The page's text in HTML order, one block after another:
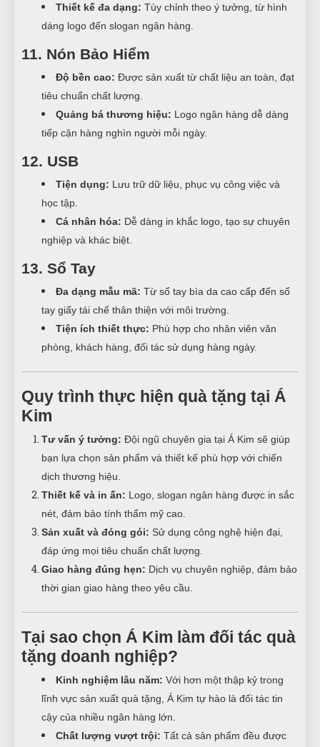
Thiết kế đa dạng: Tùy chỉnh theo ý tưởng, từ hình
dáng logo đến slogan ngân hàng.
11. Nón Bảo Hiểm
Độ bền cao: Được sản xuất từ chất liệu an toàn, đạt
tiêu chuẩn chất lượng.
Quảng bá thương hiệu: Logo ngân hàng dễ dàng
tiếp cận hàng nghìn người mỗi ngày.
12. USB
Tiện dụng: Lưu trữ dữ liệu, phục vụ công việc và
học tập.
Cá nhân hóa: Dễ dàng in khắc logo, tạo sự chuyên
nghiệp và khác biệt.
13. Sổ Tay
Đa dạng mẫu mã: Từ sổ tay bìa da cao cấp đến sổ
tay giấy tái chế thân thiện với môi trường.
Tiện ích thiết thực: Phù hợp cho nhân viên văn
phòng, khách hàng, đối tác sử dụng hàng ngày.
Quy trình thực hiện quà tặng tại Á
Kim
Tư vấn ý tưởng: Đội ngũ chuyên gia tại Á Kim sẽ giúp
bạn lựa chọn sản phẩm và thiết kế phù hợp với chiến
dịch thương hiệu.
Thiết kế và in ấn: Logo, slogan ngân hàng được in sắc
nét, đảm bảo tính thẩm mỹ cao.
Sản xuất và đóng gói: Sử dụng công nghệ hiện đại,
đáp ứng mọi tiêu chuẩn chất lượng.
Giao hàng đúng hẹn: Dịch vụ chuyên nghiệp, đảm bảo
thời gian giao hàng theo yêu cầu.
Tại sao chọn Á Kim làm đối tác quà
tặng doanh nghiệp?
Kinh nghiệm lâu năm: Với hơn một thập kỷ trong
lĩnh vực sản xuất quà tặng, Á Kim tự hào là đối tác tin
cậy của nhiều ngân hàng lớn.
Chất lượng vượt trội: Tất cả sản phẩm đều được